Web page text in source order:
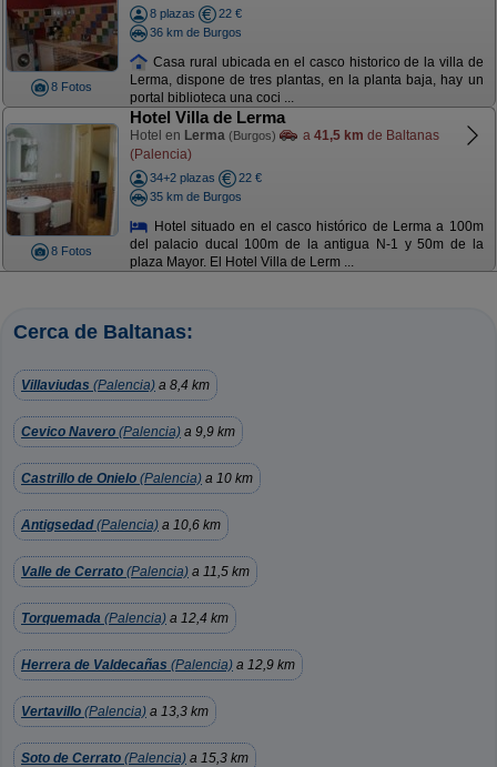
8 Fotos
8 plazas
22 €
36 km de Burgos
Casa rural ubicada en el casco historico de la villa de
Lerma, dispone de tres plantas, en la planta baja, hay un
portal biblioteca una coci ...
8 Fotos
Hotel Villa de Lerma
Hotel en Lerma (Burgos) a 41,5 km de Baltanas
(Palencia)
34+2 plazas
22 €
35 km de Burgos
Hotel situado en el casco histórico de Lerma a 100m
del palacio ducal 100m de la antigua N-1 y 50m de la
plaza Mayor. El Hotel Villa de Lerm ...
Cerca de Baltanas:
Villaviudas (Palencia) a 8,4 km
Cevico Navero (Palencia) a 9,9 km
Castrillo de Onielo (Palencia) a 10 km
Antigsedad(Palencia) a 10,6 km
Valle de Cerrato (Palencia) a 11,5 km
Torquemada (Palencia) a 12,4 km
Herrera de Valdecañas (Palencia) a 12,9 km
Vertavillo (Palencia) a 13,3 km
Soto de Cerrato (Palencia) a 15,3 km